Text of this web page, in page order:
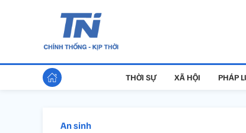
THỜI SỰ XÃ HỘI PHÁP
An sinh